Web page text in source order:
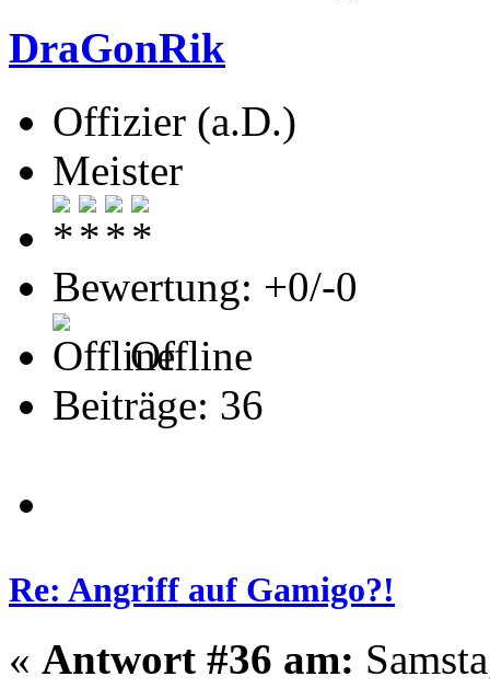
DraGonRik
Offizier (a.D.)
Meister
Bewertung: +0/-0
Offline
Beiträge: 36
Re: Angriff auf Gamigo?!
« Antwort #36 am: